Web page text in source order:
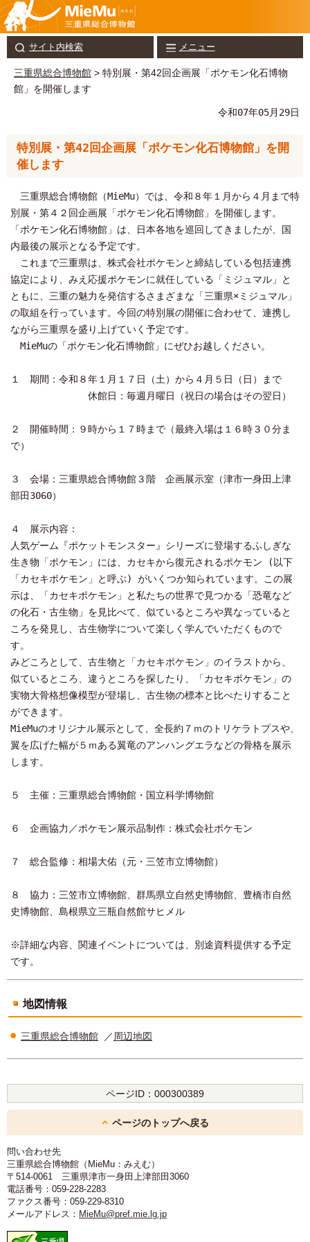
サイト内検索 メニュー
三重県総合博物館 > 特別展・第42回企画展「ポケモン化石博物
館」を開催します
令和07年05月29日
特別展・第42回企画展「ポケモン化石博物館」を開
催します
三重県総合博物館（MieMu）では、令和８年１月から４月まで特
別展・第４２回企画展「ポケモン化石博物館」を開催します。
「ポケモン化石博物館」は、日本各地を巡回してきましたが、国
内最後の展示となる予定です。
これまで三重県は、株式会社ポケモンと締結している包括連携
協定により、みえ応援ポケモンに就任している「ミジュマル」と
ともに、三重の魅力を発信するさまざまな「三重県×ミジュマル」
の取組を行っています。今回の特別展の開催に合わせて、連携し
ながら三重県を盛り上げていく予定です。
MieMuの「ポケモン化石博物館」にぜひお越しください。
１ 期間：令和８年１月１７日（土）から４月５日（日）まで
休館日：毎週月曜日（祝日の場合はその翌日）
２ 開催時間：９時から１７時まで（最終入場は１６時３０分ま
で）
３ 会場：三重県総合博物館３階 企画展示室（津市一身田上津
部田3060）
４ 展示内容：
人気ゲーム『ポケットモンスター』シリーズに登場するふしぎな
生き物「ポケモン」には、カセキから復元されるポケモン (以下
「カセキポケモン」と呼ぶ) がいくつか知られています。この展
示は、「カセキポケモン」と私たちの世界で見つかる「恐竜など
の化石・古生物」を見比べて、似ているところや異なっていると
ころを発見し、古生物学について楽しく学んでいただくもので
す。
みどころとして、古生物と「カセキポケモン」のイラストから、
似ているところ、違うところを探したり、「カセキポケモン」の
実物大骨格想像模型が登場し、古生物の標本と比べたりすること
ができます。
MieMuのオリジナル展示として、全長約７ｍのトリケラトプスや、
翼を広げた幅が５ｍある翼竜のアンハングエラなどの骨格を展示
します。
５ 主催：三重県総合博物館・国立科学博物館
６ 企画協力／ポケモン展示品制作：株式会社ポケモン
７ 総合監修：相場大佑（元・三笠市立博物館）
８ 協力：三笠市立博物館、群馬県立自然史博物館、豊橋市自然
史博物館、島根県立三瓶自然館サヒメル
※詳細な内容、関連イベントについては、別途資料提供する予定
です。
地図情報
三重県総合博物館 ／周辺地図
ページID： 000300389
ページのトップへ戻る
問い合わせ先
三重県総合博物館（MieMu：みえむ）
〒514-0061 三重県津市一身田上津部田3060
電話番号：059-228-2283
ファクス番号：059-229-8310
メールアドレス： MieMu@pref.mie.lg.jp